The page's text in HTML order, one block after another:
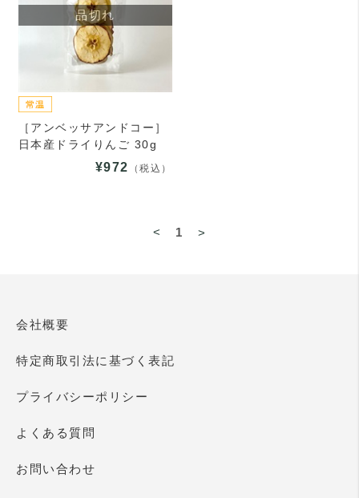
品切れ
［アンベッサアンドコー］
日本産ドライりんご 30g
¥972 （税込）
< 1 >
会社概要
特定商取引法に基づく表記
プライバシーポリシー
よくある質問
お問い合わせ